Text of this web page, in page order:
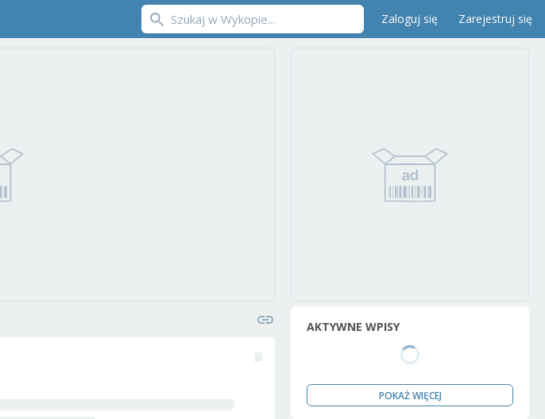
Zaloguj się Zarejestruj się
AKTYWNE WPISY
POKAŻ WIĘCEJ